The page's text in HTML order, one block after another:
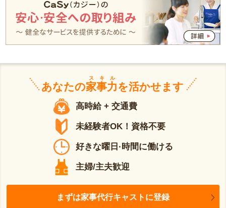
あなたの家事力
スキル
を活かせます
高時給 + 交通費
未経験者OK！資格不要
好きな曜日·時間に働ける
主婦/主夫歓迎
まずは家事代行キャストに登録